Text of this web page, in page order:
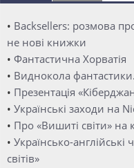
• Backsellers: розмова
не нові книжки
• Фантастична Хорватія
• Виднокола
• Презентація
• Українські заходи на
• Про «Вишиті світи» на
• Українсько-
світів»